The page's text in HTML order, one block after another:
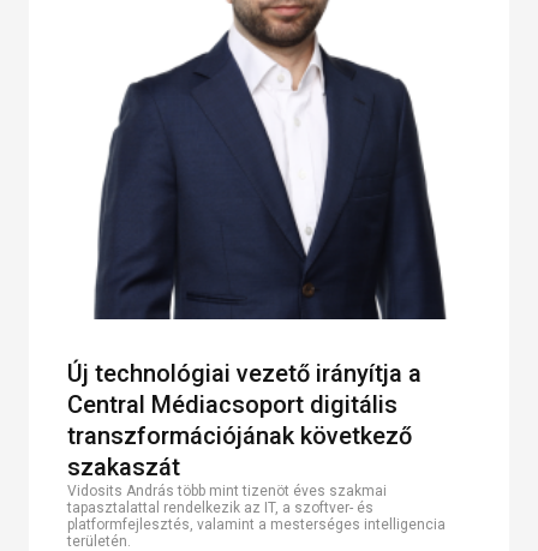
Új technológiai vezető irányítja a
Central Médiacsoport digitális
transzformációjának következő
szakaszát
Vidosits András több mint tizenöt éves szakmai
tapasztalattal rendelkezik az IT, a szoftver- és
platformfejlesztés, valamint a mesterséges intelligencia
területén.